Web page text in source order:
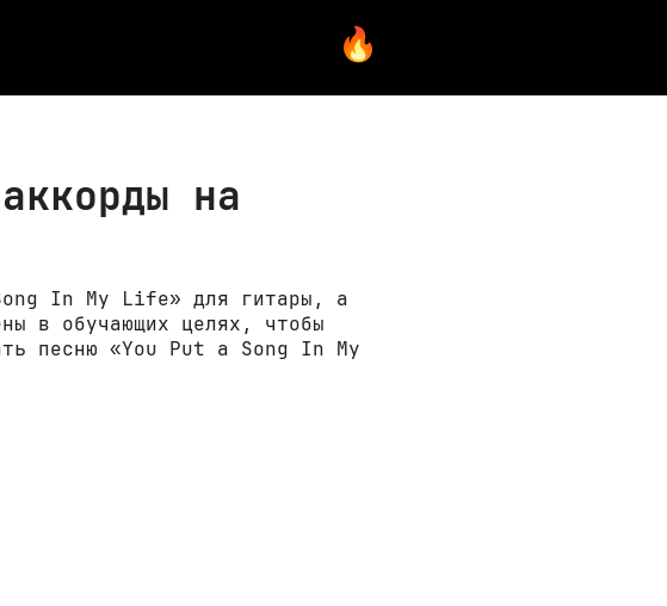
на
In My Life» для гитары, а
в обучающих целях, чтобы
песню «You Put a Song In My